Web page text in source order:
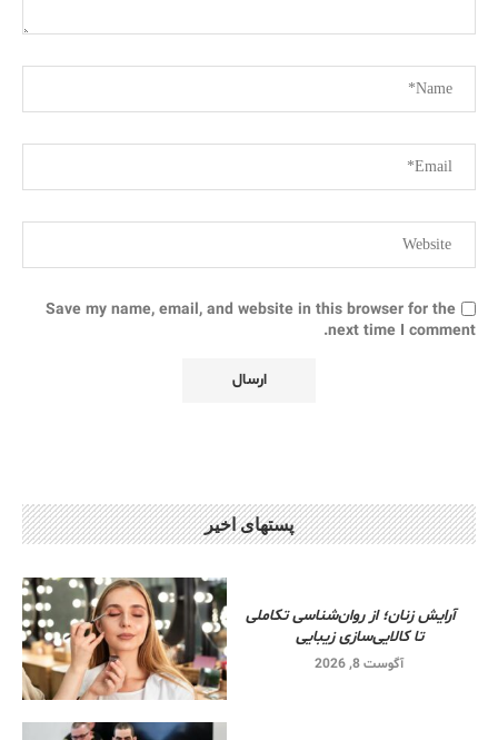
Save my name, email, and website in this browser for the
next time I comment.
پستهای اخیر
آرایش زنان؛ از روان‌شناسی تکاملی
تا کالایی‌سازی زیبایی
آگوست 8, 2026